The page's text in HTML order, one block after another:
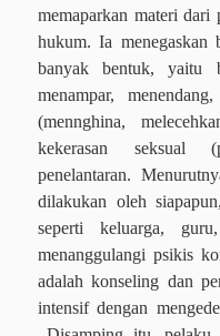
memaparkan materi
hukum. Ia menegaskan
banyak bentuk, yaitu
menampar,
(mennghina,
kekerasan seksual
penelantaran.
dilakukan oleh
seperti keluarga,
menanggulangi psikis
adalah konseling dan
intensif dengan